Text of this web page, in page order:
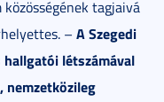
tagjaivá
– A Szegedi
hallgatói létszámával
nemzetközileg